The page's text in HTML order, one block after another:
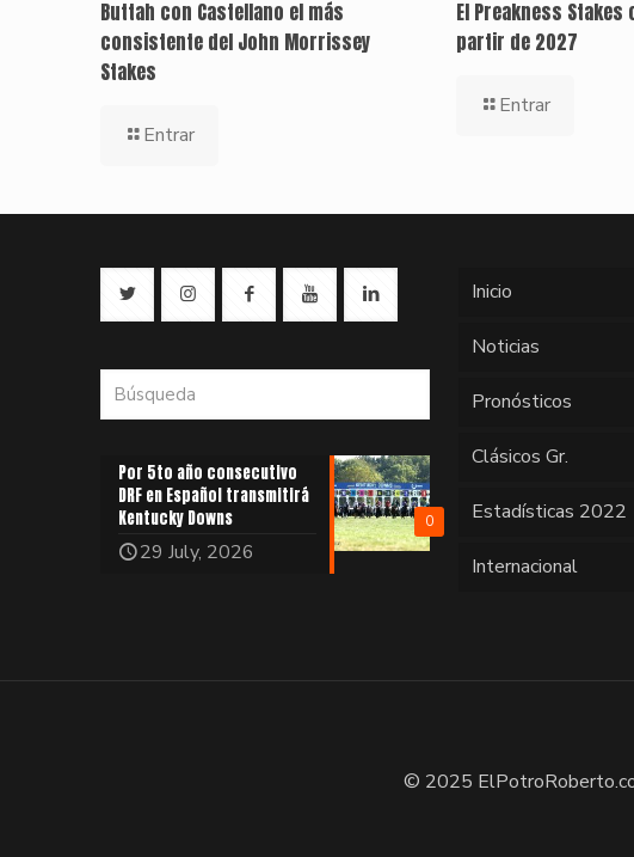
Buttah con Castellano el más
consistente del John Morrissey
Stakes
Entrar
El Preakness Stakes
partir de 2027
Entrar
0
Por 5to año consecutivo
DRF en Español transmitirá
Kentucky Downs
29 July, 2026
Inicio
Noticias
Pronósticos
Clásicos Gr.
Estadísticas 2022
Internacional
© 2025